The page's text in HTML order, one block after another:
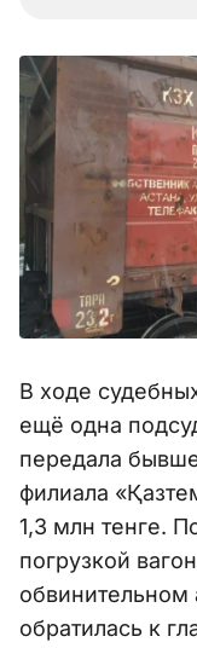
В ходе
ещё одна
передала
филиала
1,3 млн тенге.
погрузкой
обвинительном
обратилась к